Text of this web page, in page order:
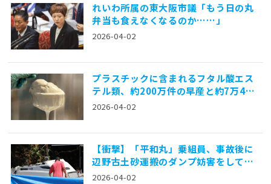
れいわ所属の東大阪市議「もう日の丸
弁当も食えなくなるのか……」
2026-04-02
プラスチックに含まれるフタル酸エス
テル類、約200万件の早産と約7万400
0件の新生児死亡に関与
2026-04-02
【衝撃】「平和丸」乗組員、事故後に
辺野古土砂運搬のダンプ妨害をしてい
た…
2026-04-02